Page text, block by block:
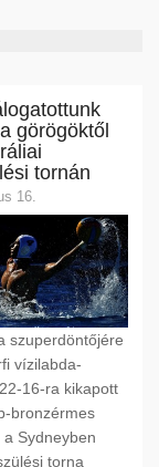
görögöktől
tornán
16.
szuperdöntőjére
vízilabda-
16-ra kikapott
bronzérmes
Sydneyben
torna